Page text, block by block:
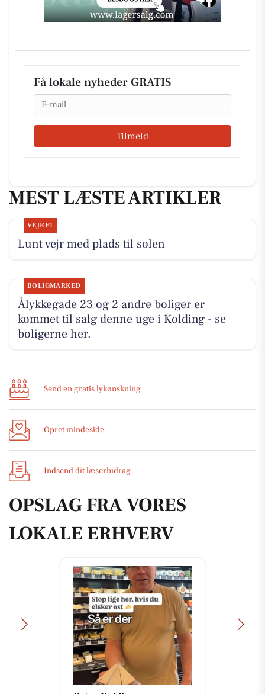
Få lokale nyheder GRATIS
Email
Tilmeld
MEST LÆSTE ARTIKLER
VEJRET
Lunt vejr med plads til solen
BOLIGMARKED
Ålykkegade 23 og 2 andre boliger er
kommet til salg denne uge i Kolding - se
boligerne her.
Send en gratis lykønskning
Opret mindeside
Indsend dit læserbidrag
OPSLAG FRA VORES
LOKALE ERHVERV